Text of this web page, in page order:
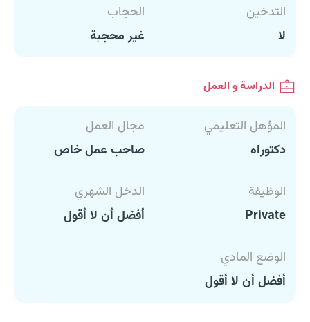
التدخين
لا
الحجاب
غير محجبة
الدراسة و العمل
المؤهل التعليمي
دكتوراه
مجال العمل
صاحب عمل خاص
الوظيفة
Private
الدخل الشهري
أفضل أن لا أقول
الوضع المادي
أفضل أن لا أقول